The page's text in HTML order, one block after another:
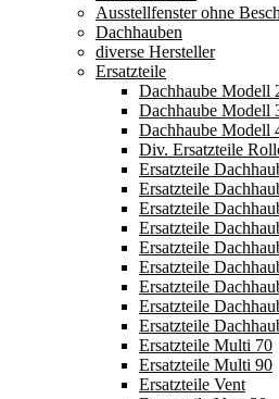
Ausstellfenster ohne
Dachhauben
diverse Hersteller
Ersatzteile
Dachhaube Modell
Dachhaube Modell
Dachhaube Modell
Div. Ersatzteile
Ersatzteile
Ersatzteile
Ersatzteile
Ersatzteile
Ersatzteile
Ersatzteile
Ersatzteile
Ersatzteile
Ersatzteile
Ersatzteile Multi 70
Ersatzteile Multi 90
Ersatzteile Vent